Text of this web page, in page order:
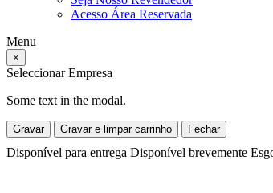
Acesso Área Reservada
Menu
×
Seleccionar Empresa
Some text in the modal.
Gravar Gravar e limpar carrinho Fechar
Disponível para entrega Disponível brevemente